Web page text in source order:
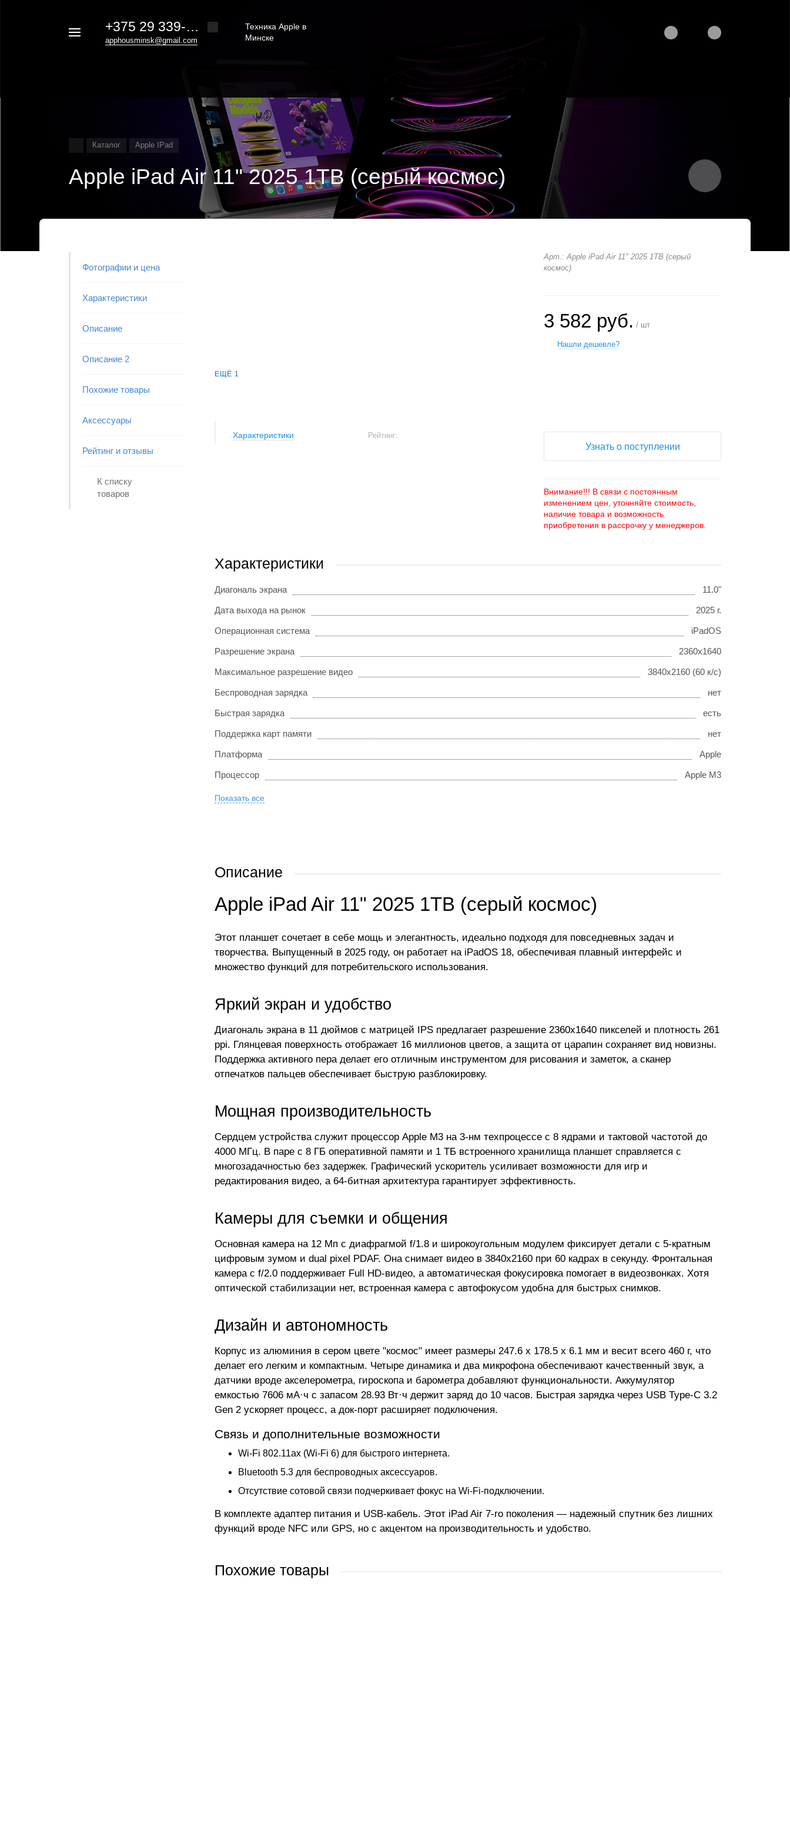
+375 29 339-20-30
apphousminsk@gmail.com
Техника Apple в
Минске
Каталог Apple IPad
Apple iPad Air 11" 2025 1TB (серый космос)
Фотографии и цена
Характеристики
Описание
Описание 2
Похожие товары
Аксессуары
Рейтинг и отзывы
К списку
товаров
ЕЩЁ 1
Характеристики Рейтинг:
Арт.: Apple iPad Air 11" 2025 1TB (серый
космос)
3 582 руб. / шт
Нашли дешевле?
Узнать о поступлении
Внимание!!! В связи с постоянным
изменением цен, уточняйте стоимость,
наличие товара и возможность
приобретения в рассрочку у менеджеров.
Характеристики
Диагональ экрана 11.0"
Дата выхода на рынок 2025 г.
Операционная система iPadOS
Разрешение экрана 2360x1640
Максимальное разрешение видео 3840x2160 (60 к/с)
Беспроводная зарядка нет
Быстрая зарядка есть
Поддержка карт памяти нет
Платформа Apple
Процессор Apple M3
Показать все
Описание
Apple iPad Air 11" 2025 1TB (серый космос)
Этот планшет сочетает в себе мощь и элегантность, идеально подходя для повседневных задач и
творчества. Выпущенный в 2025 году, он работает на iPadOS 18, обеспечивая плавный интерфейс и
множество функций для потребительского использования.
Яркий экран и удобство
Диагональ экрана в 11 дюймов с матрицей IPS предлагает разрешение 2360x1640 пикселей и плотность 261
ppi. Глянцевая поверхность отображает 16 миллионов цветов, а защита от царапин сохраняет вид новизны.
Поддержка активного пера делает его отличным инструментом для рисования и заметок, а сканер
отпечатков пальцев обеспечивает быструю разблокировку.
Мощная производительность
Сердцем устройства служит процессор Apple M3 на 3-нм техпроцессе с 8 ядрами и тактовой частотой до
4000 МГц. В паре с 8 ГБ оперативной памяти и 1 ТБ встроенного хранилища планшет справляется с
многозадачностью без задержек. Графический ускоритель усиливает возможности для игр и
редактирования видео, а 64-битная архитектура гарантирует эффективность.
Камеры для съемки и общения
Основная камера на 12 Мп с диафрагмой f/1.8 и широкоугольным модулем фиксирует детали с 5-кратным
цифровым зумом и dual pixel PDAF. Она снимает видео в 3840x2160 при 60 кадрах в секунду. Фронтальная
камера с f/2.0 поддерживает Full HD-видео, а автоматическая фокусировка помогает в видеозвонках. Хотя
оптической стабилизации нет, встроенная камера с автофокусом удобна для быстрых снимков.
Дизайн и автономность
Корпус из алюминия в сером цвете "космос" имеет размеры 247.6 x 178.5 x 6.1 мм и весит всего 460 г, что
делает его легким и компактным. Четыре динамика и два микрофона обеспечивают качественный звук, а
датчики вроде акселерометра, гироскопа и барометра добавляют функциональности. Аккумулятор
емкостью 7606 мА·ч с запасом 28.93 Вт·ч держит заряд до 10 часов. Быстрая зарядка через USB Type-C 3.2
Gen 2 ускоряет процесс, а док-порт расширяет подключения.
Связь и дополнительные возможности
Wi-Fi 802.11ax (Wi-Fi 6) для быстрого интернета.
Bluetooth 5.3 для беспроводных аксессуаров.
Отсутствие сотовой связи подчеркивает фокус на Wi-Fi-подключении.
В комплекте адаптер питания и USB-кабель. Этот iPad Air 7-го поколения — надежный спутник без лишних
функций вроде NFC или GPS, но с акцентом на производительность и удобство.
Похожие товары